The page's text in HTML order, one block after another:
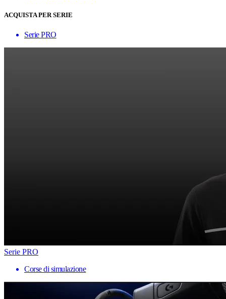
ACQUISTA PER SERIE
Serie PRO
Serie PRO
Corse di simulazione